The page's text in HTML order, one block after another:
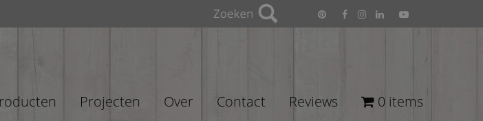
Projecten Over Contact Reviews 0 items